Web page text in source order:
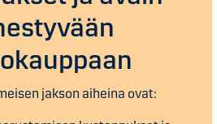
jakson aiheina ovat: